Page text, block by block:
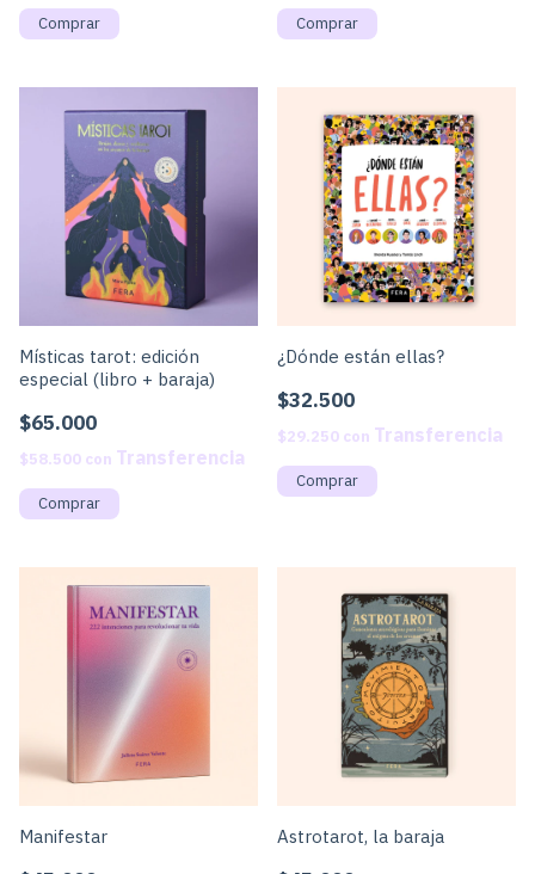
Místicas tarot: edición
especial (libro + baraja)
$65.000
$58.500 con
¿Dónde están ellas?
$32.500
$29.250 con
Manifestar Astrotarot, la baraja